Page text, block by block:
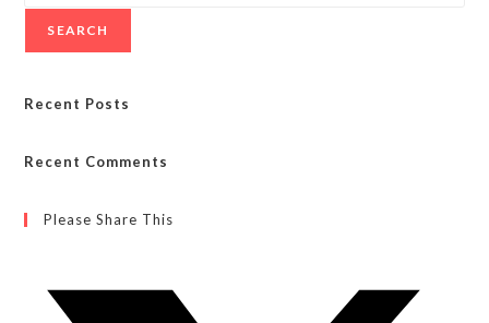
SEARCH
Recent Posts
Recent Comments
Please Share This